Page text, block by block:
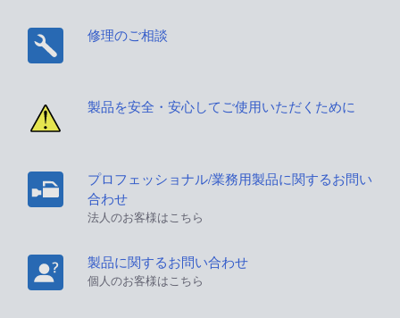
修理のご相談
製品を安全・安心してご使用いただくために
プロフェッショナル/業務用製品に関するお問い
合わせ
法人のお客様はこちら
製品に関するお問い合わせ
個人のお客様はこちら